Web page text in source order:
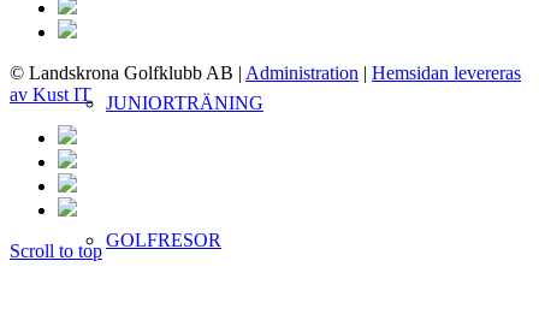
JUNIORTRÄNING
GOLFRESOR
© Landskrona Golfklubb AB | Administration | Hemsidan levereras
av Kust IT
Scroll to top